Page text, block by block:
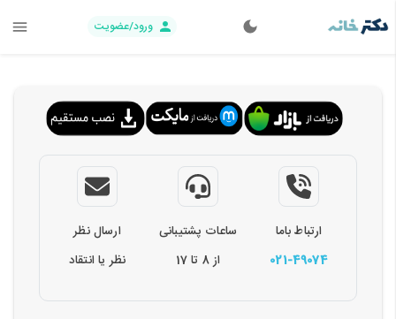
ورود/عضویت
ارتباط باما
021-49074
ساعات پشتیبانی
از 8 تا 17
ارسال نظر
نظر یا انتقاد